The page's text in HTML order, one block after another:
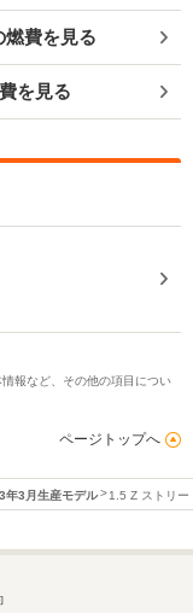
燃費を見る
を見る
報など、その他の項目につい
ページトップへ
年3月生産モデル 1.5 Z ストリー